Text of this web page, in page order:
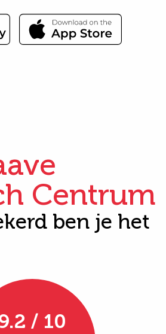
Centrum
ben je het
/ 10